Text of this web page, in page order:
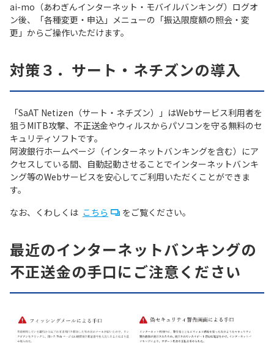
ai-mo（あわぎんインターネット・モバイルバンキング）ログオ
ン後、「各種変更・申込」メニューの「振込限度額の照会・変
更」からご操作いただけます。
対策３．サート・ネチズンの導入
「SaAT Netizen（サート・ネチズン）」はWebサービス利用者を
狙うMITB攻撃、不正送金やウィルスからパソコンを守る無料のセ
キュリティソフトです。
阿波銀行ホームページ（インターネットバンキングを含む）にア
クセスしている間、自動起動させることでインターネットバンキ
ング等のWebサービスを安心してご利用いただくことができま
す。
なお、くわしくは こちら をご覧ください。
最近のインターネットバンキングの
不正送金の手口にご注意ください